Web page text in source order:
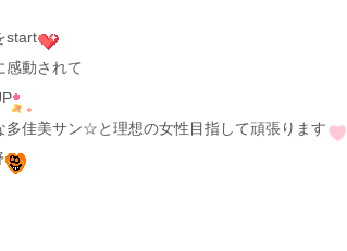
start
感動されて
多佳美サン☆と理想の女性目指して頑張ります